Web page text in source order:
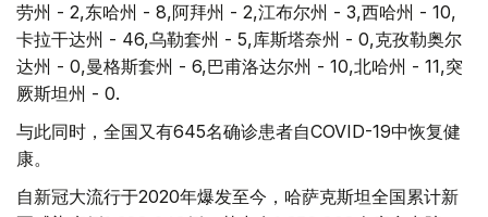
劳州 - 2,东哈州 - 8,阿拜州 - 2,江布尔州 - 3,西哈州 - 10,
卡拉干达州 - 46,乌勒套州 - 5,库斯塔奈州 - 0,克孜勒奥尔
达州 - 0,曼格斯套州 - 6,巴甫洛达尔州 - 10,北哈州 - 11,突
厥斯坦州 - 0.
与此同时，全国又有645名确诊患者自COVID-19中恢复健
康。
自新冠大流行于2020年爆发至今，哈萨克斯坦全国累计新